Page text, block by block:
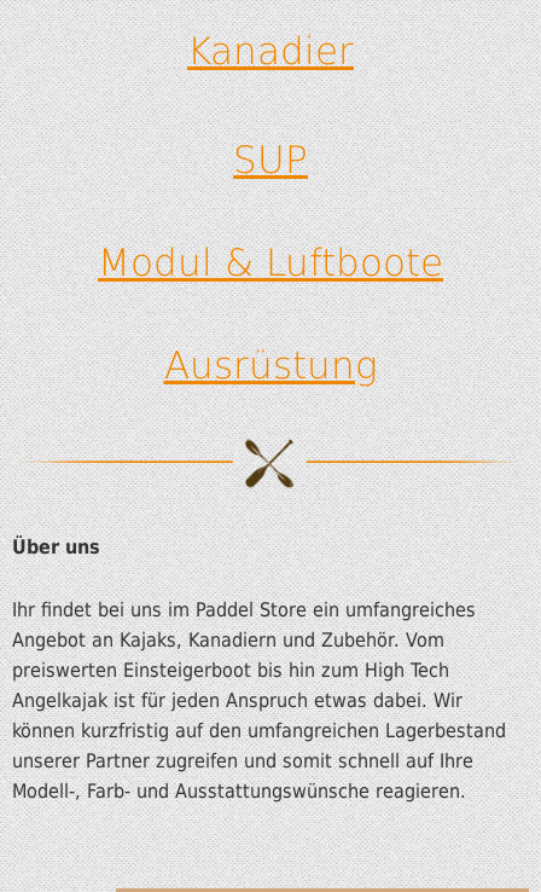
Kanadier
SUP
Modul & Luftboote
Ausrüstung
Über uns
Ihr findet bei uns im Paddel Store ein umfangreiches
Angebot an Kajaks, Kanadiern und Zubehör. Vom
preiswerten Einsteigerboot bis hin zum High Tech
Angelkajak ist für jeden Anspruch etwas dabei. Wir
können kurzfristig auf den umfangreichen Lagerbestand
unserer Partner zugreifen und somit schnell auf Ihre
Modell-, Farb- und Ausstattungswünsche reagieren.